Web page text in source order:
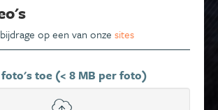
op een van onze sites
foto's toe (< 8 MB per foto)